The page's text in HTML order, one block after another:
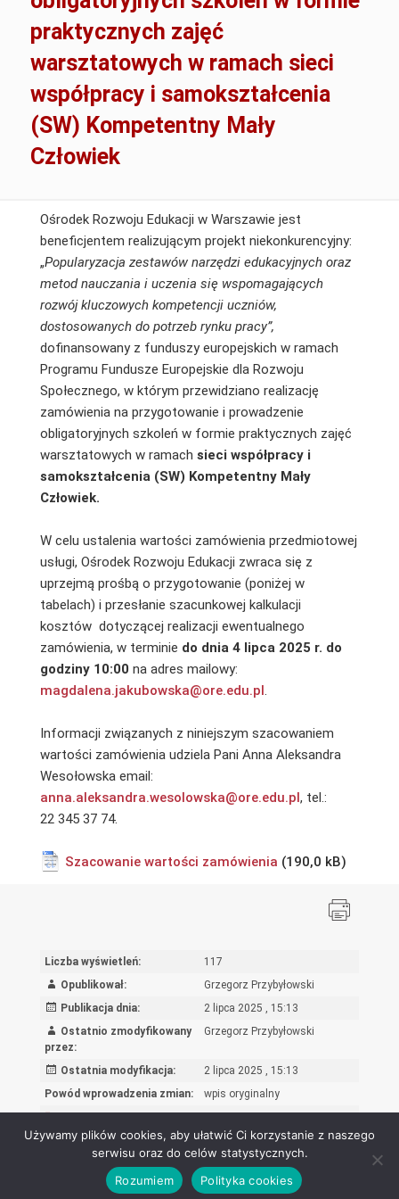
praktycznych zajęć
warsztatowych w ramach sieci
współpracy i samokształcenia
(SW) Kompetentny Mały
Człowiek
Ośrodek Rozwoju Edukacji w Warszawie jest
beneficjentem realizującym projekt niekonkurencyjny:
„Popularyzacja zestawów narzędzi edukacyjnych oraz
metod nauczania i uczenia się wspomagających
rozwój kluczowych kompetencji uczniów,
dostosowanych do potrzeb rynku pracy”,
dofinansowany z funduszy europejskich w ramach
Programu Fundusze Europejskie dla Rozwoju
Społecznego, w którym przewidziano realizację
zamówienia na przygotowanie i prowadzenie
obligatoryjnych szkoleń w formie praktycznych zajęć
warsztatowych w ramach sieci współpracy i
samokształcenia (SW) Kompetentny Mały
Człowiek.
W celu ustalenia wartości zamówienia przedmiotowej
usługi, Ośrodek Rozwoju Edukacji zwraca się z
uprzejmą prośbą o przygotowanie (poniżej w
tabelach) i przesłanie szacunkowej kalkulacji
kosztów dotyczącej realizacji ewentualnego
zamówienia, w terminie do dnia 4 lipca 2025 r. do
godziny 10:00 na adres mailowy:
magdalena.jakubowska@ore.edu.pl.
Informacji związanych z niniejszym szacowaniem
wartości zamówienia udziela Pani Anna Aleksandra
Wesołowska email:
anna.aleksandra.wesolowska@ore.edu.pl, tel.:
22 345 37 74.
Szacowanie wartości zamówienia
Liczba wyświetleń:
117
Opublikował:
Grzegorz Przybyłowski
Publikacja dnia:
2 lipca 2025 , 15:13
Ostatnio zmodyfikowany
przez:
Grzegorz Przybyłowski
Ostatnia modyfikacja:
2 lipca 2025 , 15:13
Powód wprowadzenia zmian:
wpis oryginalny
Ośrodek Rozwoju Edukacji - Biuletyn Informacji Publicznej 2026
Używamy plików cookies, aby ułatwić Ci korzystanie z naszego
serwisu oraz do celów statystycznych.
Rozumiem
Polityka cookies